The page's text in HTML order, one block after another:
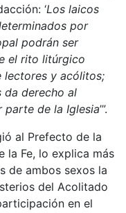
‘Los laicos
por
podrán ser
el rito litúrgico
lectores y acólitos;
da derecho al
parte de la Iglesia’”.
al Prefecto de la
la Fe, lo explica más
de ambos sexos la
del Acolitado
en el